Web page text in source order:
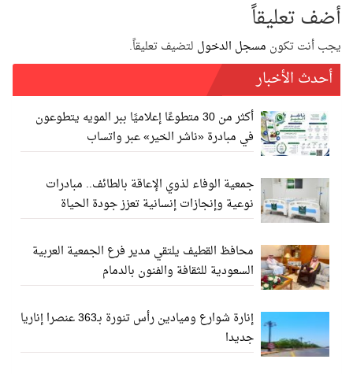
أضف تعليقاً
يجب أنت تكون مسجل الدخول لتضيف تعليقاً.
أحدث الأخبار
أكثر من 30 متطوعًا إعلاميًا ببر المويه يتطوعون
في مبادرة «ناشر الخير» عبر واتساب
جمعية الوفاء لذوي الإعاقة بالطائف.. مبادرات
نوعية وإنجازات إنسانية تعزز جودة الحياة
محافظ القطيف يلتقي مدير فرع الجمعية العربية
السعودية للثقافة والفنون بالدمام
إنارة شوارع وميادين رأس تنورة بـ363 عنصرا إناريا
جديدا